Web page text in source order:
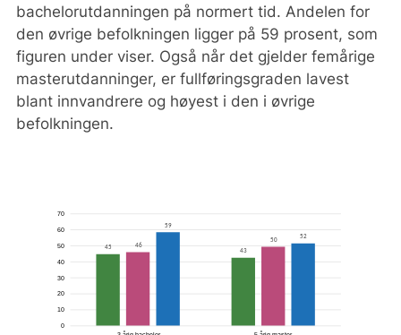
bachelorutdanningen på normert tid. Andelen for
den øvrige befolkningen ligger på 59 prosent, som
figuren under viser. Også når det gjelder femårige
masterutdanninger, er fullføringsgraden lavest
blant innvandrere og høyest i den i øvrige
befolkningen.